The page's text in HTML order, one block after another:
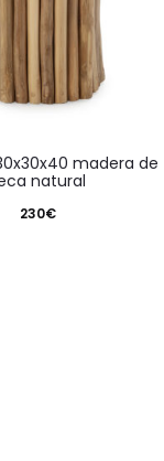
natural
230€